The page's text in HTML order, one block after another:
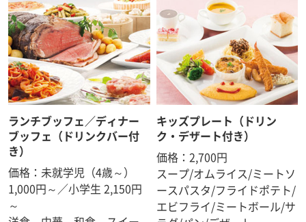
ランチブッフェ／ディナー
ブッフェ（ドリンクバー付
き）
価格：未就学児（4歳～）
1,000円～／小学生 2,150円
～
キッズプレート（ドリン
ク・デザート付き）
価格：2,700円
スープ/オムライス/ミートソ
ースパスタ/フライドポテト/
エビフライ/ミートボール/サ